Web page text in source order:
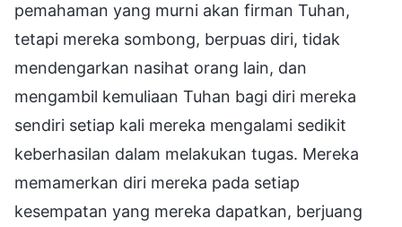
pemahaman yang murni akan firman Tuhan,
tetapi mereka sombong, berpuas diri, tidak
mendengarkan nasihat orang lain, dan
mengambil kemuliaan Tuhan bagi diri mereka
sendiri setiap kali mereka mengalami sedikit
keberhasilan dalam melakukan tugas. Mereka
memamerkan diri mereka pada setiap
kesempatan yang mereka dapatkan, berjuang